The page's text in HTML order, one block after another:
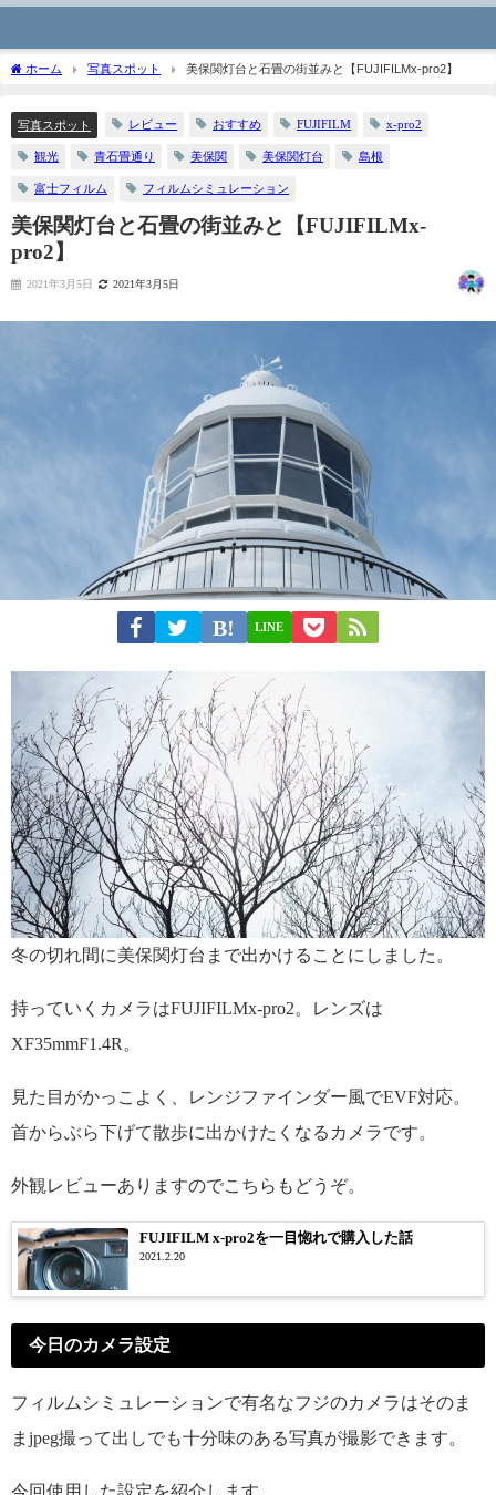
ホーム 写真スポット 美保関灯台と石畳の街並みと【FUJIFILMx-pro2】
写真スポット レビュー おすすめ FUJIFILM x-pro2
観光 青石畳通り 美保関 美保関灯台 島根
富士フィルム フィルムシミュレーション
美保関灯台と石畳の街並みと【FUJIFILMx-
pro2】
2021年3月5日 2021年3月5日
LINE
冬の切れ間に美保関灯台まで出かけることにしました。
持っていくカメラはFUJIFILMx-pro2。レンズは
XF35mmF1.4R。
見た目がかっこよく、レンジファインダー風でEVF対応。
首からぶら下げて散歩に出かけたくなるカメラです。
外観レビューありますのでこちらもどうぞ。
FUJIFILM x-pro2を一目惚れで購入した話
2021.2.20
今日のカメラ設定
フィルムシミュレーションで有名なフジのカメラはそのま
まjpeg撮って出しでも十分味のある写真が撮影できます。
今回使用した設定を紹介します。